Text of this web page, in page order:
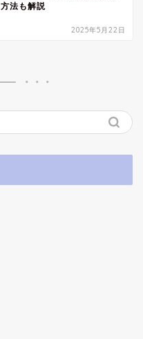
方法も解説
2025年5月22日